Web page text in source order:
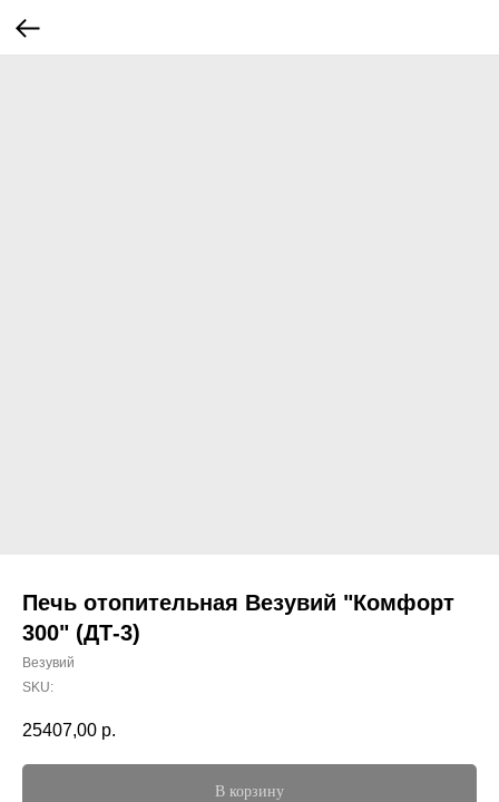
Печь отопительная Везувий "Комфорт
300" (ДТ-3)
Везувий
SKU:
25407,00 р.
В корзину